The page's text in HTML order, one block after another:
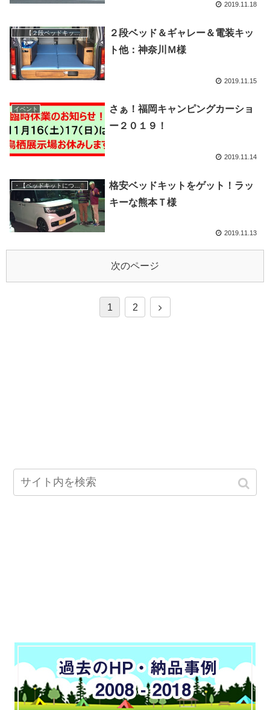
2019.11.18
【２段ベッドキット】
２段ベッド＆ギャレー＆電装キッ
ト他：神奈川Ｍ様
2019.11.15
イベント
さぁ！福岡キャンピングカーショ
ー２０１９！
2019.11.14
格安ベッドキットをゲット！ラッ
キーな熊本Ｔ様
2019.11.13
次のページ
1 2